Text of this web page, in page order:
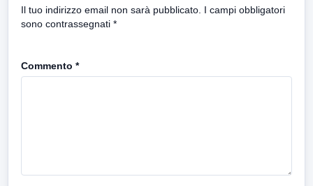
Il tuo indirizzo email non sarà pubblicato. I campi obbligatori
sono contrassegnati *
Commento *